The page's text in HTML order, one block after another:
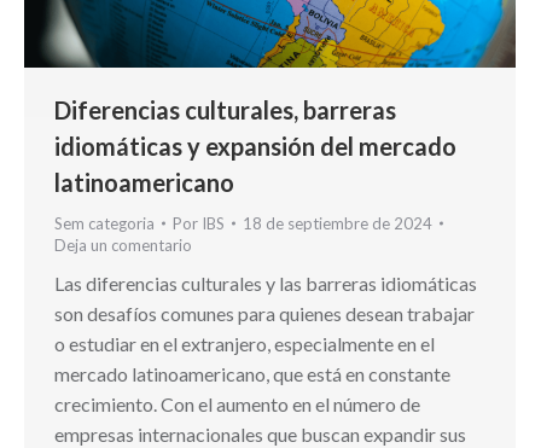
Diferencias culturales, barreras
idiomáticas y expansión del mercado
latinoamericano
Sem categoria Por IBS
18 de septiembre de 2024
Deja un comentario
Las diferencias culturales y las barreras idiomáticas
son desafíos comunes para quienes desean trabajar
o estudiar en el extranjero, especialmente en el
mercado latinoamericano, que está en constante
crecimiento. Con el aumento en el número de
empresas internacionales que buscan expandir sus